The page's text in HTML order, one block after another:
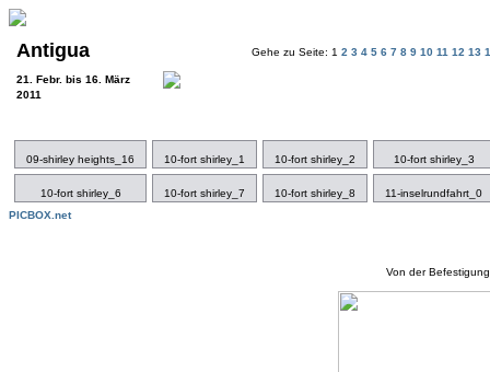
Antigua
21. Febr. bis 16. März
2011
Gehe zu Seite: 1 2 3 4 5 6 7 8 9 10 11 12 13
09-shirley heights_16 10-fort shirley_1 10-fort shirley_2 10-fort shirley_3
10-fort shirley_6 10-fort shirley_7 10-fort shirley_8
11-inselrundfahrt_0
PICBOX.net
Von der